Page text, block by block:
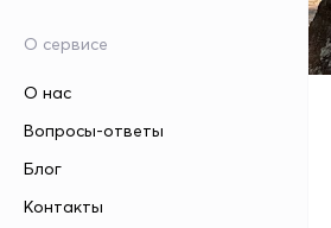
О сервисе
О нас
Вопросы-ответы
Блог
Контакты